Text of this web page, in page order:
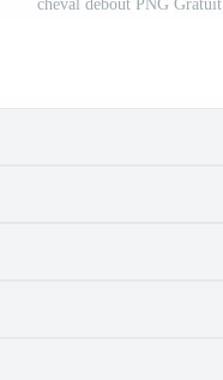
cheval debout PNG Gratuit